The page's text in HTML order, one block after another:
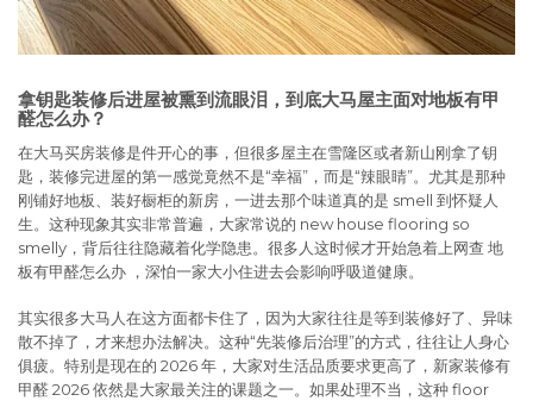
拿钥匙装修后进屋被熏到流眼泪，到底大马屋主面对地板有甲
醛怎么办？
在大马买房装修是件开心的事，但很多屋主在雪隆区或者新山刚拿了钥
匙，装修完进屋的第一感觉竟然不是“幸福”，而是“辣眼睛”。尤其是那种
刚铺好地板、装好橱柜的新房，一进去那个味道真的是 smell 到怀疑人
生。这种现象其实非常普遍，大家常说的 new house flooring so
smelly，背后往往隐藏着化学隐患。很多人这时候才开始急着上网查 地
板有甲醛怎么办 ，深怕一家大小住进去会影响呼吸道健康。
其实很多大马人在这方面都卡住了，因为大家往往是等到装修好了、异味
散不掉了，才来想办法解决。这种“先装修后治理”的方式，往往让人身心
俱疲。特别是现在的 2026 年，大家对生活品质要求更高了，新家装修有
甲醛 2026 依然是大家最关注的课题之一。如果处理不当，这种 floor